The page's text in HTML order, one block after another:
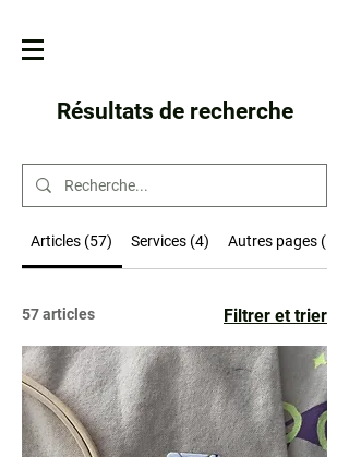
Résultats de recherche
Articles (57) Services (4) Autres pages (19)
57 articles Filtrer et trier